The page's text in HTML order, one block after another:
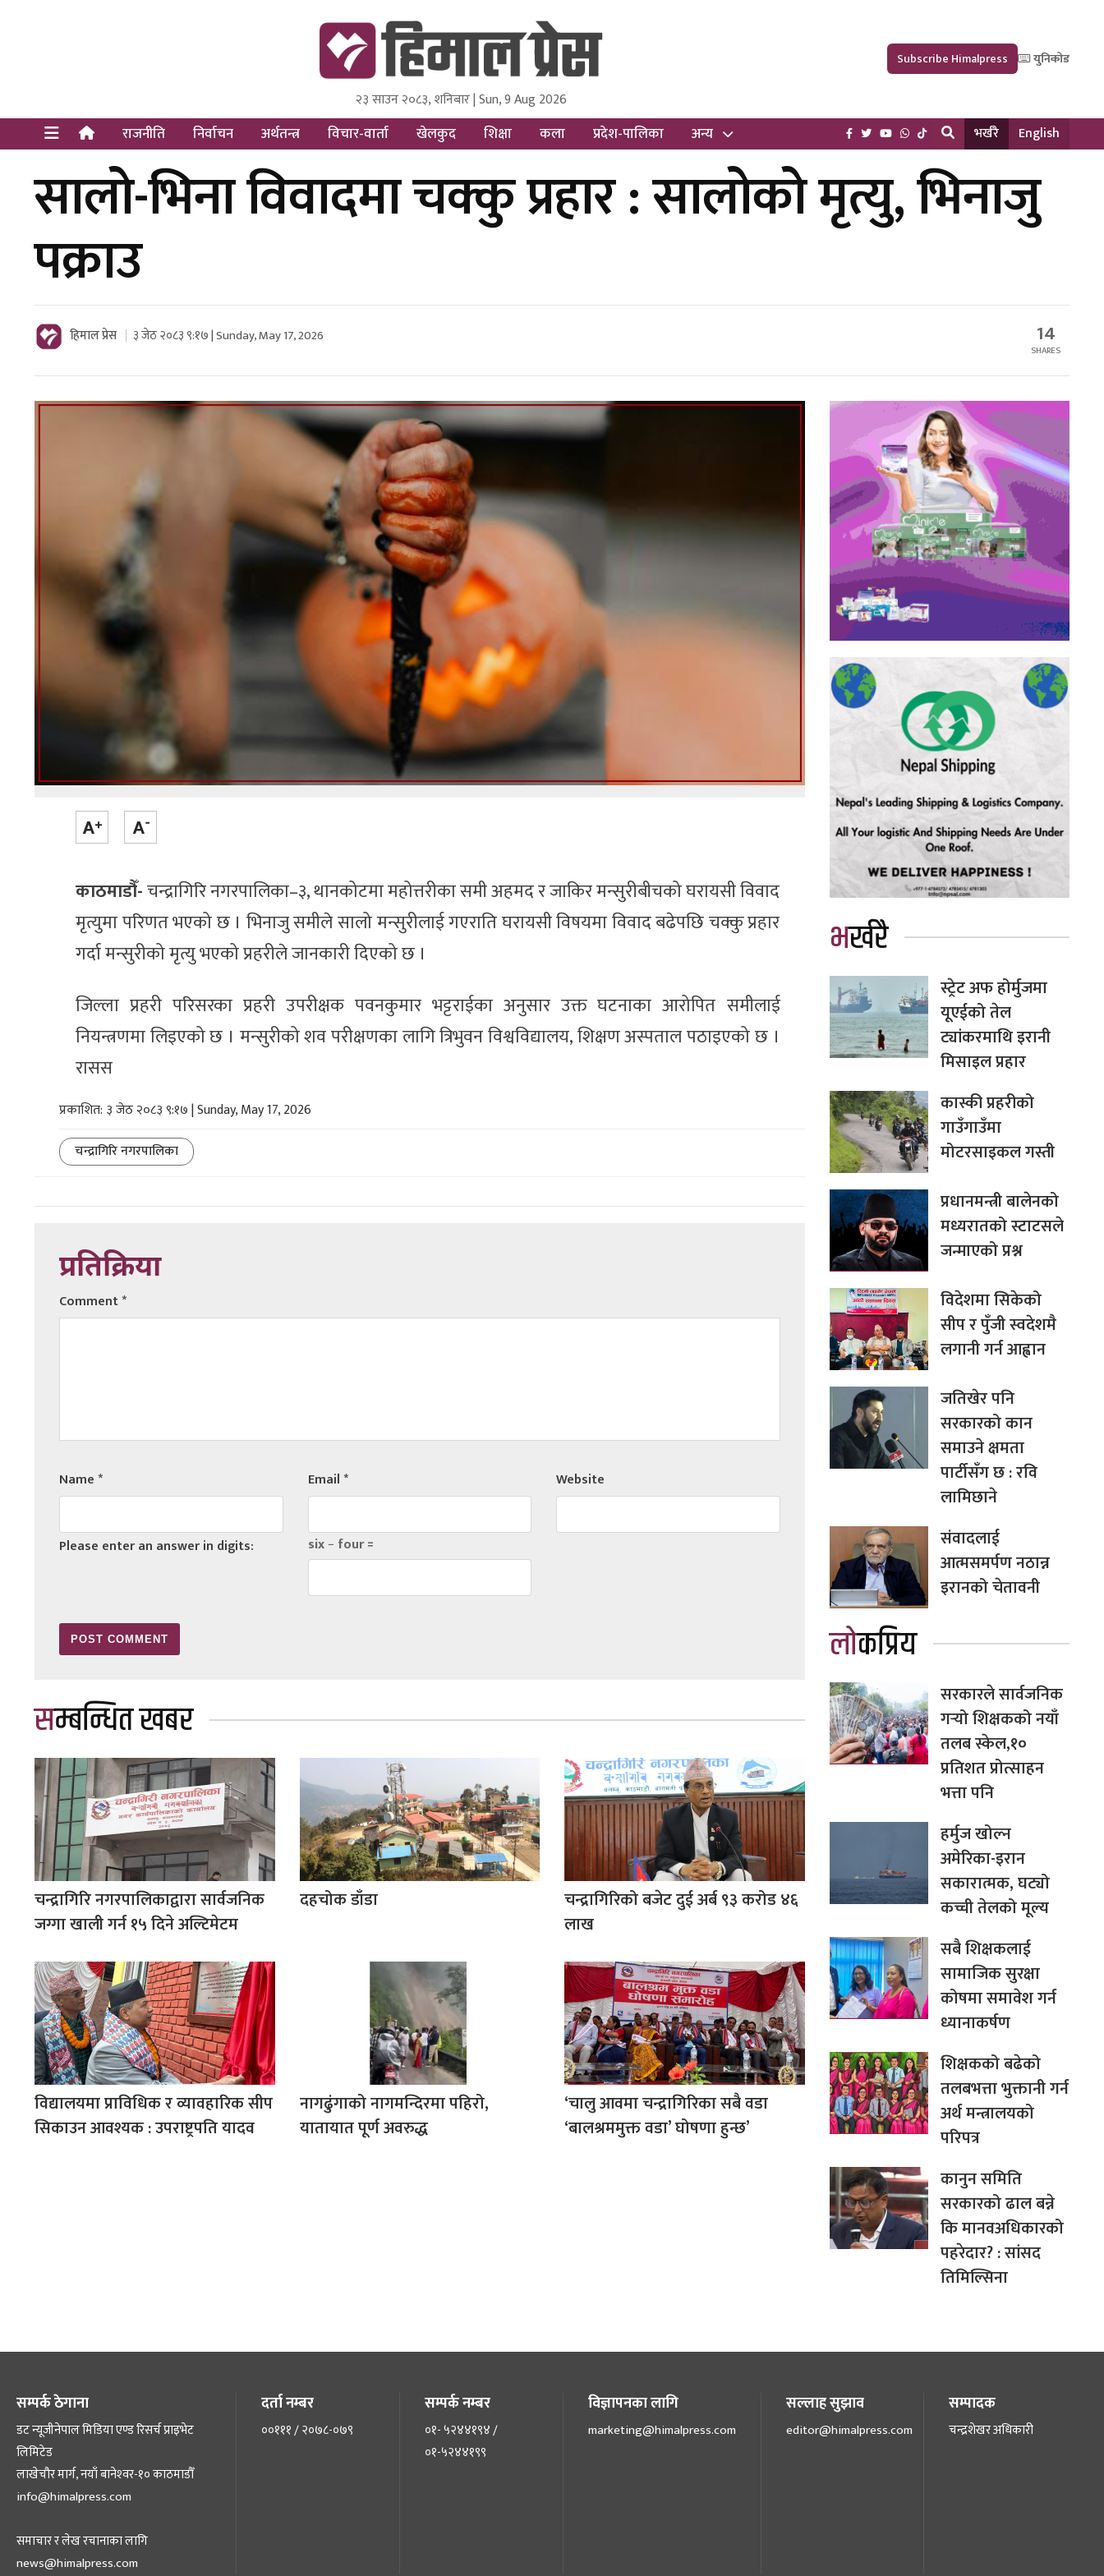
Himal Press
Dot NewsyNepal Media and Research Pvt Ltd.
२३ साउन २०८३, शनिबार | Sun, 9 Aug 2026
Subscribe Himalpress युनिकोड
राजनीति निर्वाचन अर्थतन्त्र विचार-वार्ता खेलकुद शिक्षा कला प्रदेश-पालिका अन्य भर्खरै English
सालो-भिना विवादमा चक्कु प्रहार : सालोको मृत्यु, भिनाजु
पक्राउ
हिमाल प्रेस ३ जेठ २०८३ ९:१७ | Sunday, May 17, 2026 14
SHARES
काठमाडौँ-चन्द्रागिरि नगरपालिका–३, थानकोटमा महोत्तरीका समी अहमद र जाकिर मन्सुरीबीचको घरायसी विवाद
मृत्युमा परिणत भएको छ । भिनाजु समीले सालो मन्सुरीलाई गएराति घरायसी विषयमा विवाद बढेपछि चक्कु प्रहार
गर्दा मन्सुरीको मृत्यु भएको प्रहरीले जानकारी दिएको छ ।
जिल्ला प्रहरी परिसरका प्रहरी उपरीक्षक पवनकुमार भट्टराईका अनुसार उक्त घटनाका आरोपित समीलाई
नियन्त्रणमा लिइएको छ । मन्सुरीको शव परीक्षणका लागि त्रिभुवन विश्वविद्यालय, शिक्षण अस्पताल पठाइएको छ ।
रासस
प्रकाशित: ३ जेठ २०८३ ९:१७ | Sunday, May 17, 2026
चन्द्रागिरि नगरपालिका
प्रतिक्रिया
Comment*
Name* Email* Website
Please enter an answer in digits: six − four =
सम्बन्धित खबर
चन्द्रागिरि नगरपालिकाद्वारा सार्वजनिक
जग्गा खाली गर्न १५ दिने अल्टिमेटम
दहचोक डाँडा
चन्द्रागिरिको बजेट दुई अर्ब ९३ करोड ४६
लाख
विद्यालयमा प्राविधिक र व्यावहारिक सीप
सिकाउन आवश्यक : उपराष्ट्रपति यादव
नागढुंगाको नागमन्दिरमा पहिरो,
यातायात पूर्ण अवरुद्ध
‘चालु आवमा चन्द्रागिरिका सबै वडा
‘बालश्रममुक्त वडा’ घोषणा हुन्छ’
भर्खरै
स्ट्रेट अफ होर्मुजमा
यूएईको तेल
ट्यांकरमाथि इरानी
मिसाइल प्रहार
कास्की प्रहरीको
गाउँगाउँमा
मोटरसाइकल गस्ती
प्रधानमन्त्री बालेनको
मध्यरातको स्टाटसले
जन्माएको प्रश्न
विदेशमा सिकेको
सीप र पुँजी स्वदेशमै
लगानी गर्न आह्वान
जतिखेर पनि
सरकारको कान
समाउने क्षमता
पार्टीसँग छ : रवि
लामिछाने
संवादलाई
आत्मसमर्पण नठान्न
इरानको चेतावनी
लोकप्रिय
सरकारले सार्वजनिक
गर्‍यो शिक्षकको नयाँ
तलब स्केल,१०
प्रतिशत प्रोत्साहन
भत्ता पनि
हर्मुज खोल्न
अमेरिका-इरान
सकारात्मक, घट्यो
कच्ची तेलको मूल्य
सबै शिक्षकलाई
सामाजिक सुरक्षा
कोषमा समावेश गर्न
ध्यानाकर्षण
शिक्षकको बढेको
तलबभत्ता भुक्तानी गर्न
अर्थ मन्त्रालयको
परिपत्र
कानुन समिति
सरकारको ढाल बन्ने
कि मानवअधिकारको
पहरेदार? : सांसद
तिमिल्सिना
सम्पर्क ठेगाना
डट न्यूजीनेपाल मिडिया एण्ड रिसर्च प्राइभेट
लिमिटेड
लाखेचौर मार्ग, नयाँ बानेश्‍वर-१० काठमाडौँ
info@himalpress.com
समाचार र लेख रचानाका लागि
news@himalpress.com
दर्ता नम्बर
००१११ / २०७८-०७९
सम्पर्क नम्बर
०१- ५२४४१९४ /
०१-५२४४१९९
विज्ञापनका लागि
marketing@himalpress.com
सल्लाह सुझाव
editor@himalpress.com
सम्पादक
चन्द्रशेखर अधिकारी